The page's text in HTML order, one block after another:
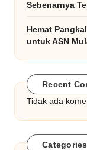
Sebenarnya
Hemat
untuk ASN
Recent
Tidak ada
Categories